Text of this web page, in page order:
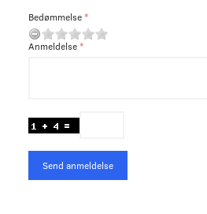
Bedømmelse
Anmeldelse
Send anmeldelse